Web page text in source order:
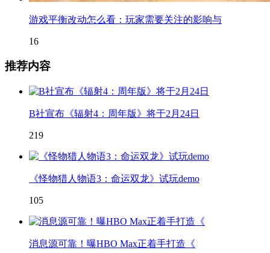
游戏平衡改动怎么看：玩家需要关注的影响与
16
推荐内容
B社宣布《辐射4：周年版》将于2月24日
219
《怪物猎人物语3：命运双龙》试玩demo
105
消息源可靠！曝HBO Max正着手打造《